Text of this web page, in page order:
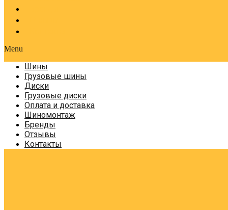
Menu
Шины
Грузовые шины
Диски
Грузовые диски
Оплата и доставка
Шиномонтаж
Бренды
Отзывы
Контакты